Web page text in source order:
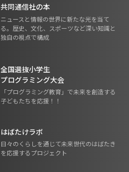
共同通信社の本
ニュースと情報の世界に新たな光を当て
る。歴史、文化、スポーツなど深い知識と
独自の視点で構成
全国選抜小学生
プログラミング大会
「プログラミング教育」で未来を創造する
子どもたちを応援！！
はばたけラボ
日々のくらしを通じて未来世代のはばたき
を応援するプロジェクト